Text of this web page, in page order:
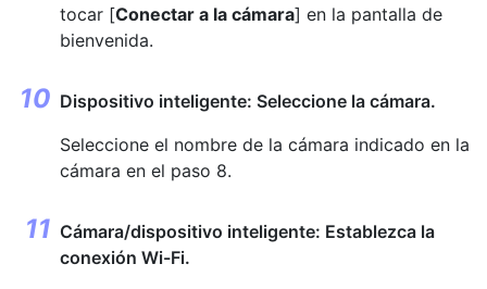
tocar [Conectar a la cámara] en la pantalla de
bienvenida.
Dispositivo inteligente: Seleccione la cámara.
Seleccione el nombre de la cámara indicado en la
cámara en el paso 8.
Cámara/dispositivo inteligente: Establezca la
conexión Wi-Fi.